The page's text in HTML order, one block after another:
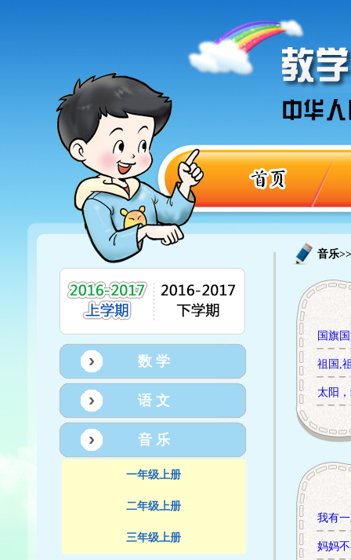
数 学
语 文
音 乐
一年级上册
二年级上册
三年级上册
音乐
国旗
祖国,
太阳
我有
妈妈